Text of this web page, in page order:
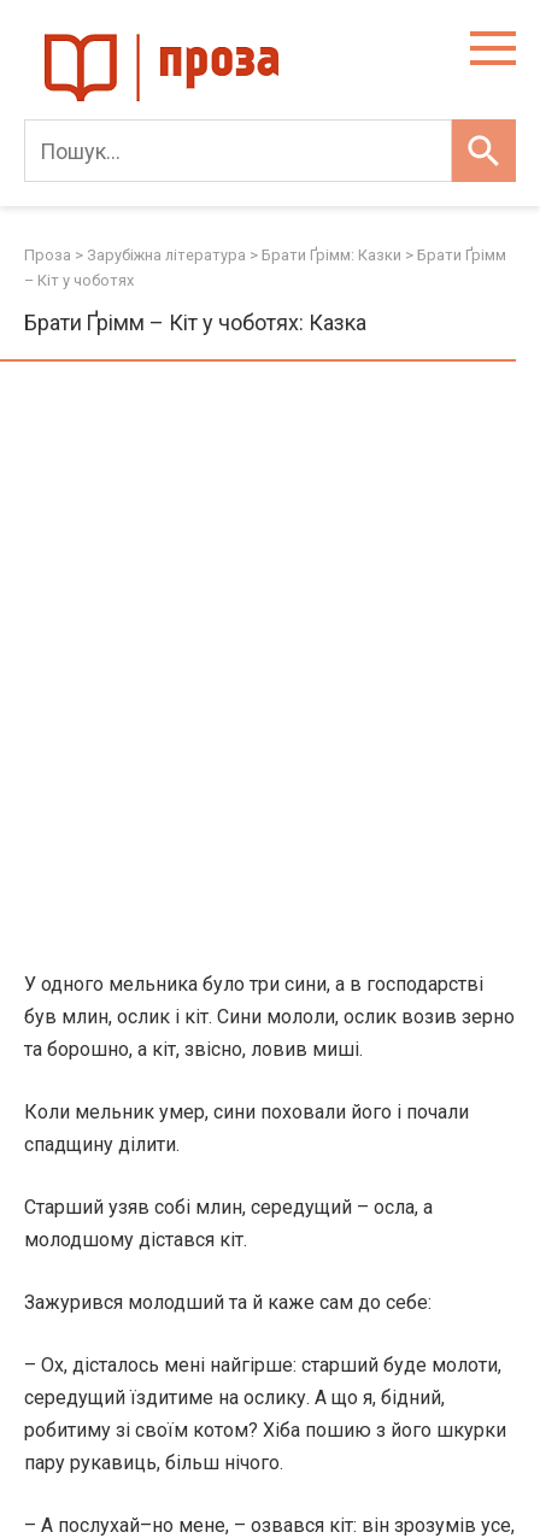
content
Проза > Зарубіжна література > Брати Ґрімм: Казки > Брати Ґрімм
– Кіт у чоботях
Брати Ґрімм – Кіт у чоботях: Казка
У одного мельника було три сини, а в господарстві
був млин, ослик і кіт. Сини мололи, ослик возив зерно
та борошно, а кіт, звісно, ловив миші.
Коли мельник умер, сини поховали його і почали
спадщину ділити.
Старший узяв собі млин, середущий – осла, а
молодшому дістався кіт.
Зажурився молодший та й каже сам до себе:
– Ох, дісталось мені найгірше: старший буде молоти,
середущий їздитиме на ослику. А що я, бідний,
робитиму зі своїм котом? Хіба пошию з його шкурки
пару рукавиць, більш нічого.
– А послухай–но мене, – озвався кіт: він зрозумів усе,